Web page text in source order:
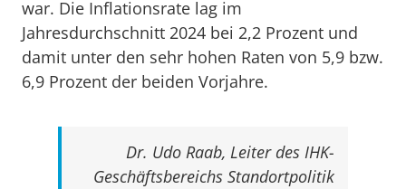
war. Die Inflationsrate lag im
Jahresdurchschnitt 2024 bei 2,2 Prozent und
damit unter den sehr hohen Raten von 5,9 bzw.
6,9 Prozent der beiden Vorjahre.
Dr. Udo Raab, Leiter des IHK-
Geschäftsbereichs Standortpolitik